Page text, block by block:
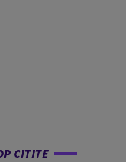
CITITE